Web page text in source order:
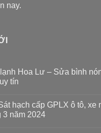
nay.
Hoa Lư – Sửa bình
tín
hạch cấp GPLX ô tô, xe
3 năm 2024